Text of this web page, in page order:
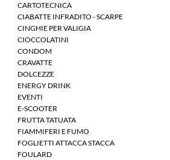
CARTOTECNICA
CIABATTE INFRADITO - SCARPE
CINGHIE PER VALIGIA
CIOCCOLATINI
CONDOM
CRAVATTE
DOLCEZZE
ENERGY DRINK
EVENTI
E-SCOOTER
FRUTTA TATUATA
FIAMMIFERI E FUMO
FOGLIETTI ATTACCA STACCA
FOULARD